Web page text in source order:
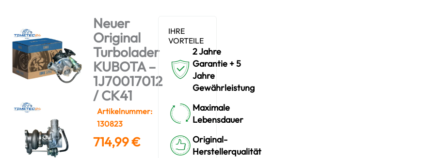
Neuer
Original
Turbolader
KUBOTA –
1J70017012
/ CK41
Artikelnummer:
130823
714,99€
IHRE
VORTEILE
2 Jahre
Garantie + 5
Jahre
Gewährleistung
Maximale
Lebensdauer
Original-
Herstellerqualität